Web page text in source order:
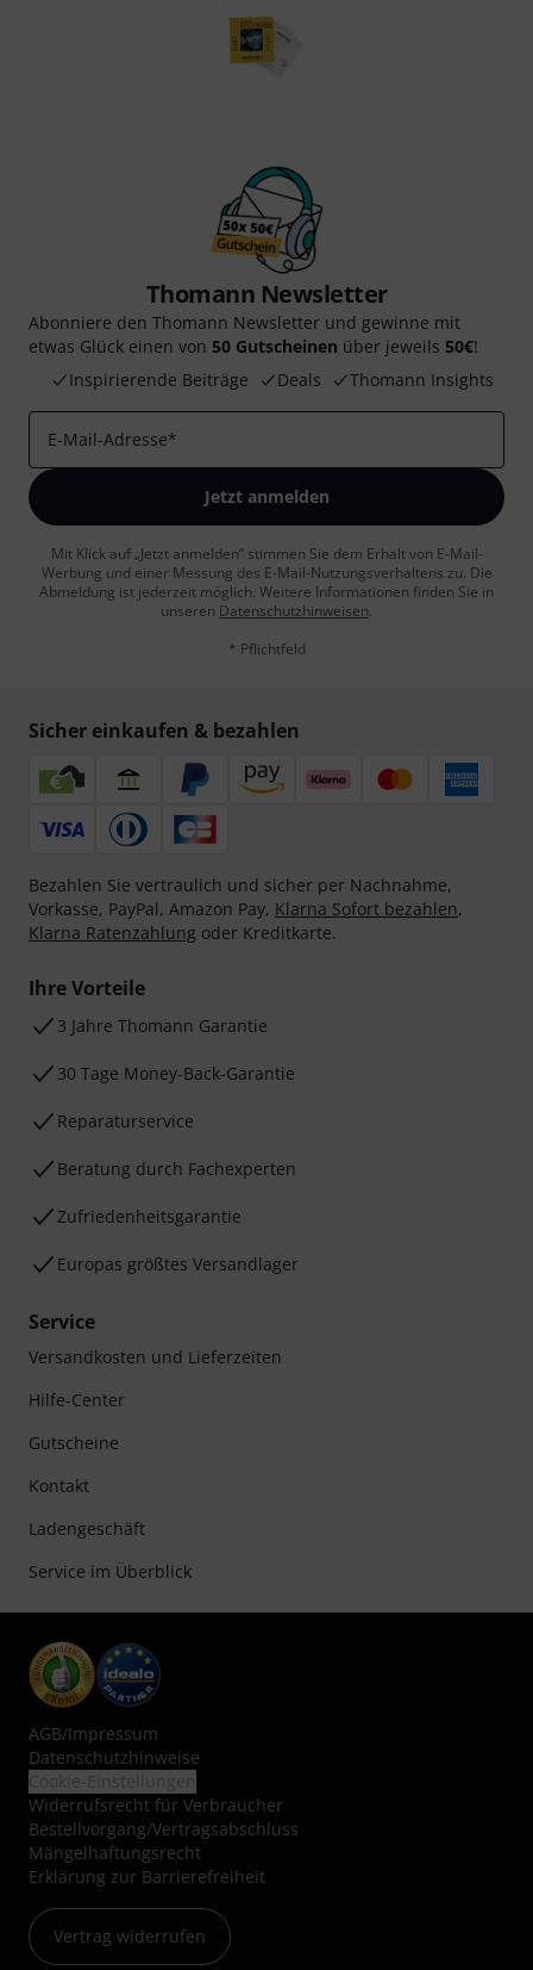
Thomann Newsletter
Abonniere den Thomann Newsletter und gewinne mit
etwas Glück einen von 50 Gutscheinen über jeweils 50€!
Inspirierende Beiträge
Deals Thomann Insights
E-Mail-Adresse*
Jetzt anmelden
Mit Klick auf „Jetzt anmelden“ stimmen Sie dem Erhalt von E-Mail-
Werbung und einer Messung des E-Mail-Nutzungsverhaltens zu. Die
Abmeldung ist jederzeit möglich. Weitere Informationen finden Sie in
unseren Datenschutzhinweisen.
* Pflichtfeld
Sicher einkaufen & bezahlen
Bezahlen Sie vertraulich und sicher per Nachnahme,
Vorkasse, PayPal, Amazon Pay, Klarna Sofort bezahlen,
Klarna Ratenzahlung oder Kreditkarte.
Ihre Vorteile
3 Jahre Thomann Garantie
30 Tage Money-Back-Garantie
Reparaturservice
Beratung durch Fachexperten
Zufriedenheitsgarantie
Europas größtes Versandlager
Service
Versandkosten und Lieferzeiten
Hilfe-Center
Gutscheine
Kontakt
Ladengeschäft
Service im Überblick
AGB/Impressum
Datenschutzhinweise
Widerrufsrecht für Verbraucher
Bestellvorgang/Vertragsabschluss
Mängelhaftungsrecht
Erklärung zur Barrierefreiheit
Vertrag widerrufen